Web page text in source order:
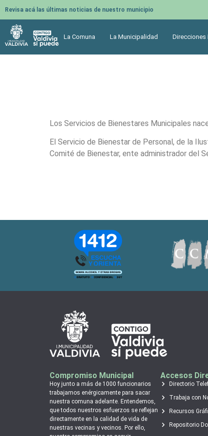
Revisa acá las últimas noticias de nuestro municipio
La Comuna La Municipalidad Direcciones
Los Servicios de Bienestares Municipales
El Servicio de Bienestar de Personal, de la
Comité de Bienestar, ente administrador del
Compromiso Municipal
Hoy junto a más de 1000 funcionarios
trabajamos enérgicamente para sacar
nuestra comuna adelante. Entendemos,
que todos nuestros esfuerzos se reflejan
directamente en la calidad de vida de
nuestras vecinas y vecinos. Por ello,
Accesos
Directorio
Trabaja con
Recursos
Repositorio